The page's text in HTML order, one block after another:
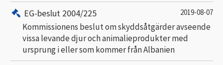
EG-beslut 2004/225 2019-08-07
Kommissionens beslut om skyddsåtgärder avseende
vissa levande djur och animalieprodukter med
ursprung i eller som kommer från Albanien